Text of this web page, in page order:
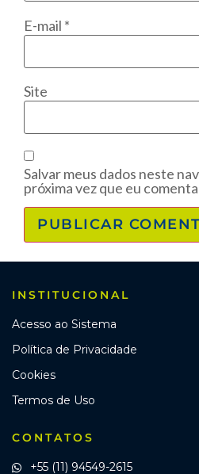
E-mail *
Site
Salvar meus dados neste
próxima vez que eu
INSTITUCIONAL
Acesso ao Sistema
Política de Privacidade
Cookies
Termos de Uso
CONTATOS
+55 (11) 94549-2615